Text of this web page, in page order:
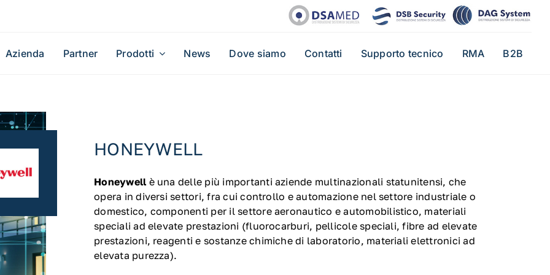
Azienda Partner Prodotti News Dove siamo Contatti Supporto tecnico RMA B2B
HONEYWELL
Honeywell è una delle più importanti aziende multinazionali statunitensi, che
opera in diversi settori, fra cui controllo e automazione nel settore industriale o
domestico, componenti per il settore aeronautico e automobilistico, materiali
speciali ad elevate prestazioni (fluorocarburi, pellicole speciali, fibre ad elevate
prestazioni, reagenti e sostanze chimiche di laboratorio, materiali elettronici ad
elevata purezza).